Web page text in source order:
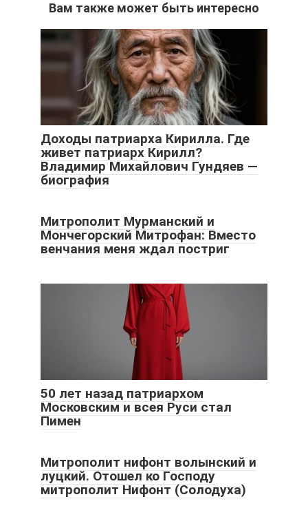
Вам также может быть интересно
Доходы патриарха Кирилла. Где
живет патриарх Кирилл?
Владимир Михайлович Гундяев —
биография
Митрополит Мурманский и
Мончегорский Митрофан: Вместо
венчания меня ждал постриг
50 лет назад патриархом
Московским и всея Руси стал
Пимен
Митрополит нифонт волынский и
луцкий. Отошел ко Господу
митрополит Нифонт (Солодуха)